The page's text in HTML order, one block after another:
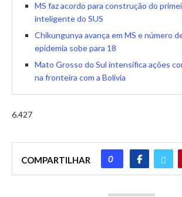
MS faz acordo para construção do
inteligente do SUS
Chikungunya avança em MS e número
epidemia sobe para 18
Mato Grosso do Sul intensifica ações
na fronteira com a Bolívia
6.427
COMPARTILHAR 0